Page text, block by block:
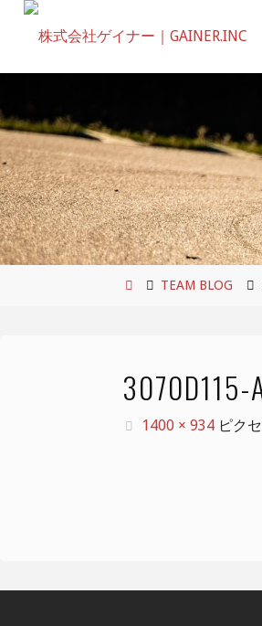
ツ
へ
ス
キ
ッ
プ
ホ
TEAM BLOG
フ
1400 × 934 ピク